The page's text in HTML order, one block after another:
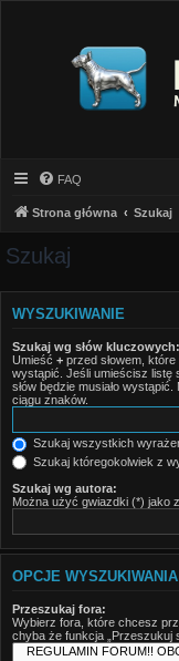
FAQ
Strona główna Szukaj
Szukaj
WYSZUKIWANIE
Szukaj wg słów kluczowych:
Umieść + przed słowem,
wystąpić. Jeśli umieścisz listę
słów będzie musiało
ciągu znaków.
Szukaj wszystkich
Szukaj któregokolwiek z
Szukaj wg autora:
Można użyć gwiazdki (*) jako
OPCJE WYSZUKIWANIA
Przeszukaj fora:
Wybierz fora, które chcesz
chyba że funkcja „Przeszukuj